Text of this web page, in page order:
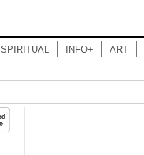
SPIRITUAL INFO+ ART